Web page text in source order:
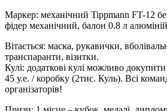
Маркер: механічний Tippmann FT-12
фідер механічний, балон 0.8 л
Вітається: маска, рукавички,
транспаранти, візитки.
Кулі: додаткові кулі можливо
45 у.е. / коробку (2тис. Куль). Всі
організаторів!